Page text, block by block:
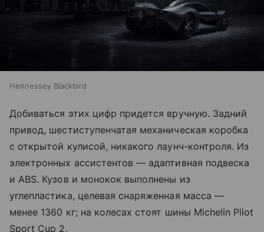
Hennessey Blackbird
Добиваться этих цифр придется вручную. Задний
привод, шестиступенчатая механическая коробка
с открытой кулисой, никакого лаунч-контроля. Из
электронных ассистентов — адаптивная подвеска
и ABS. Кузов и монокок выполнены из
углепластика, целевая снаряженная масса —
менее 1360 кг; на колесах стоят шины Michelin Pilot
Sport Cup 2.